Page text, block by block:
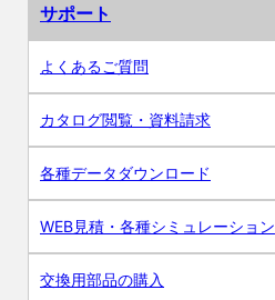
サポート
よくあるご質問
カタログ閲覧・資料請求
各種データダウンロード
WEB見積・各種シミュレーション
交換用部品の購入